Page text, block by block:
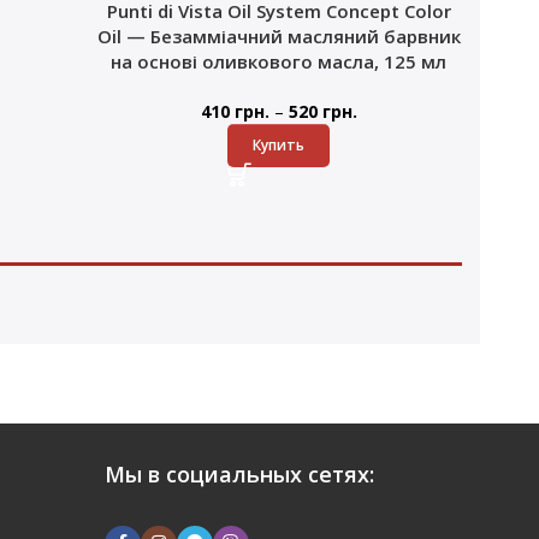
Punti di Vista Oil System Concept Color
Oil — Безамміачний масляний барвник
на основі оливкового масла, 125 мл
410 грн. – 520 грн.
Купить
Мы в социальных сетях: